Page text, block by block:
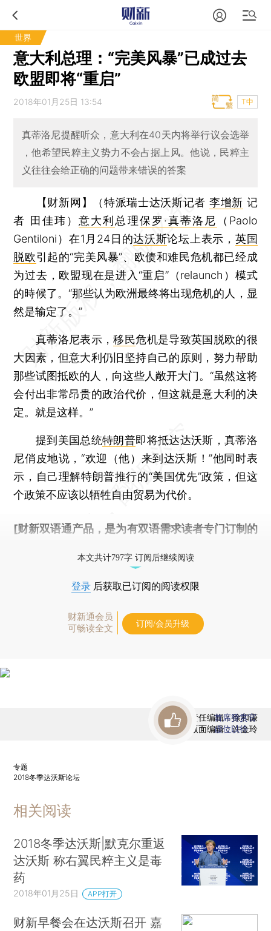
世界
意大利总理：“完美风暴”已成过去
欧盟即将“重启”
2018年01月25日 13:54 T中
真蒂洛尼提醒听众，意大利在40天内将举行议会选举
，他希望民粹主义势力不会占据上风。他说，民粹主
义往往会给正确的问题带来错误的答案
【财新网】（特派瑞士达沃斯记者 李增新 记
者 田佳玮）意大利 总理保罗·真蒂洛尼
（Paolo
Gentiloni）在1月24日的达沃斯论坛上表示， 英国
脱欧引起的“完美风暴”、欧债和难民危机都已经成
为过去，欧盟现在是进入“重启”（relaunch）模式
的時候了。“那些认为欧洲最终将出现危机的人，显
然是输定了。”
真蒂洛尼表示，移民危机是导致英国脱欧的很
大因素，但意大利仍旧坚持自己的原则，努力帮助
那些试图抵欧的人，向这些人敞开大门。“虽然这将
会付出非常昂贵的政治代价，但这就是意大利的决
定。就是这样。”
提到美国总统特朗普即将抵达达沃斯，真蒂洛
尼俏皮地说，“欢迎（他）来到达沃斯！”他同时表
示，自己理解特朗普推行的“美国优先”政策，但这
个政策不应该以牺牲自由贸易为代价。
[财新双语通产品，是为有双语需求读者专门订制的
本文共计797字 订阅后继续阅读
登录 后获取已订阅的阅读权限
财新通会员
可畅读全文
订阅/会员升级
责任编辑：徐和谦
版面编辑：许金玲
首席赞赏官
虚位以待
专题
2018冬季达沃斯论坛
相关阅读
2018冬季达沃斯|默克尔重返
达沃斯 称右翼民粹主义是毒
药
2018年01月25日 APP打开
财新早餐会在达沃斯召开 嘉